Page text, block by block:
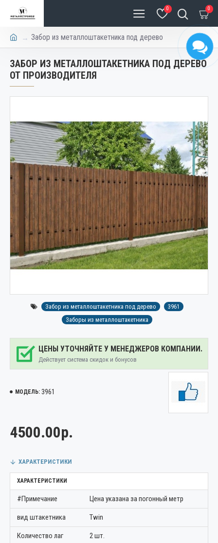
0 0
Забор из металлоштакетника под дерево
ЗАБОР ИЗ МЕТАЛЛОШТАКЕТНИКА ПОД ДЕРЕВО
ОТ ПРОИЗВОДИТЕЛЯ
Забор из металлоштакетника под дерево
3961
Заборы из металлоштакетника
ЦЕНЫ УТОЧНЯЙТЕ У МЕНЕДЖЕРОВ КОМПАНИИ.
Действует система скидок и бонусов
МОДЕЛЬ: 3961
4500.00р.
ХАРАКТЕРИСТИКИ
ХАРАКТЕРИСТИКИ
#Примечание Цена указана за погонный метр
вид штакетника Twin
Количество лаг 2 шт.